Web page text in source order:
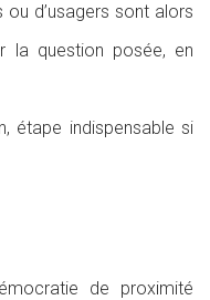
ou d’usagers sont alors
la question posée, en
étape indispensable si
de proximité